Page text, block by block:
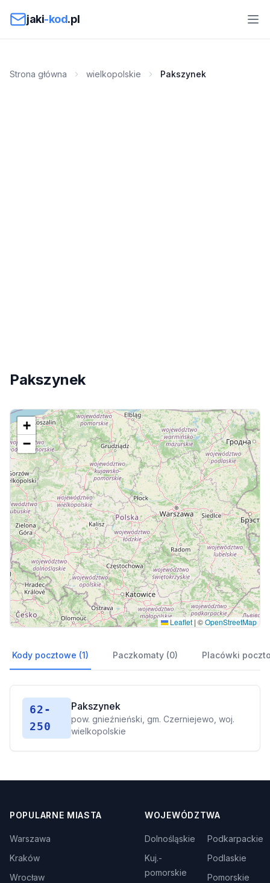
jaki-kod.pl
Strona główna wielkopolskie Pakszynek
Pakszynek
+
−
Leaflet | ©OpenStreetMap
Kody pocztowe (1) Paczkomaty (0) Placówki
62-
250
Pakszynek
pow. gnieźnieński, gm. Czerniejewo, woj.
wielkopolskie
POPULARNE MIASTA
Warszawa
Kraków
Wrocław
WOJEWÓDZTWA
Dolnośląskie
Kuj.-
pomorskie
Podkarpackie
Podlaskie
Pomorskie